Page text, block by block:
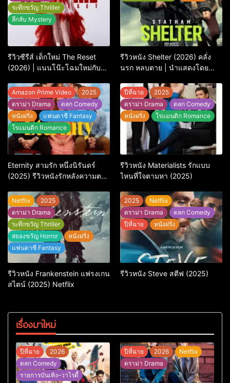
ระทึกขวัญ Thriller
ลึกลับ Mystery
รีวิวซีรีส์ เด็กใหม่ The Reset
(2026) | แนนโน๊ะโฉมใหม่กับ
รีวิวหนัง Shelter (2026) คลั่ง
นรก หลบตาย | นำแสดงโดย
Amazon Prime Video
2025
ดราม่า Drama
ตลก Comedy
หนังฝรั่ง
แฟนตาซี Fantasy
โรแมนติก Romance
Eternity สามรัก หนึ่งนิรันดร์
(2025) รีวิวหนังรักหลังความตาย
รันดร์
ปีที่ฉาย
2025
ดราม่า Drama
ตลก Comedy
หนังฝรั่ง
โรแมนติก Romance
รีวิวหนัง Materialists รักแบบ
ไหนที่ใจตามหา (2025)
Netflix
2025
ดราม่า Drama
ระทึกขวัญ Thriller
สยองขวัญ Horror
หนังฝรั่ง
แฟนตาซี Fantasy
รีวิวหนัง Frankenstein แฟรงเกน
สไตน์ (2025) Netflix
2025
Netflix
ดราม่า Drama
ตลก Comedy
ปีที่ฉาย
หนังฝรั่ง
รีวิวหนัง Steve สตีฟ (2025)
เรื่องมาใหม่
ปีที่ฉาย
2026
ตลก Comedy
รายการบันเทิง–วาไรตี้
ปีที่ฉาย 2026
Netflix
ดราม่า Drama